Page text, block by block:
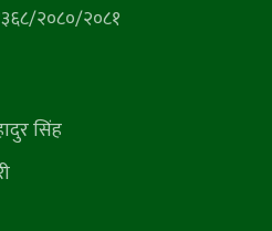
२०८०/२०८१
सिंह